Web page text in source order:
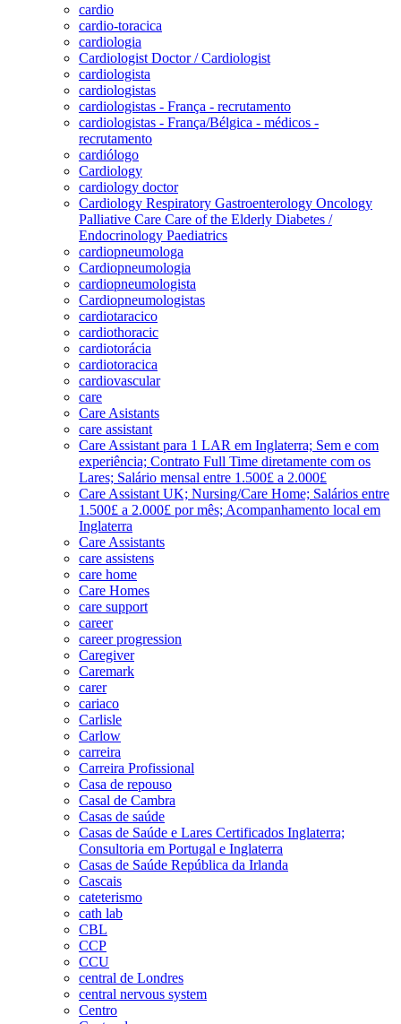
cardio
cardio-toracica
cardiologia
Cardiologist Doctor / Cardiologist
cardiologista
cardiologistas
cardiologistas - França - recrutamento
cardiologistas - França/Bélgica - médicos -
recrutamento
cardiólogo
Cardiology
cardiology doctor
Cardiology Respiratory Gastroenterology Oncology
Palliative Care Care of the Elderly Diabetes /
Endocrinology Paediatrics
cardiopneumologa
Cardiopneumologia
cardiopneumologista
Cardiopneumologistas
cardiotaracico
cardiothoracic
cardiotorácia
cardiotoracica
cardiovascular
care
Care Asistants
care assistant
Care Assistant para 1 LAR em Inglaterra; Sem e com
experiência; Contrato Full Time diretamente com os
Lares; Salário mensal entre 1.500£ a 2.000£
Care Assistant UK; Nursing/Care Home; Salários entre
1.500£ a 2.000£ por mês; Acompanhamento local em
Inglaterra
Care Assistants
care assistens
care home
Care Homes
care support
career
career progression
Caregiver
Caremark
carer
cariaco
Carlisle
Carlow
carreira
Carreira Profissional
Casa de repouso
Casal de Cambra
Casas de saúde
Casas de Saúde e Lares Certificados Inglaterra;
Consultoria em Portugal e Inglaterra
Casas de Saúde República da Irlanda
Cascais
cateterismo
cath lab
CBL
CCP
CCU
central de Londres
central nervous system
Centro